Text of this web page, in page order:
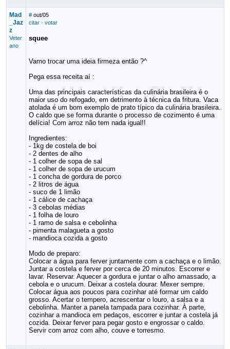
Mad
_Jaz
z
Veter
ano
# out/05
citar· votar
squee
Vamo trocar uma ideia firmeza então ?^
Pega essa receita aí :
Uma das principais características da culinária brasileira é o
maior uso do refogado, em detrimento à técnica da fritura. Vaca
atolada é um bom exemplo de prato típico da culinária brasileira.
O caldo que se forma durante o processo de cozimento é uma
delícia! Com arroz não tem nada igual!!
Ingredientes:
- 1kg de costela de boi
- 2 dentes de alho
- 1 colher de sopa de sal
- 1 colher de sopa de urucum
- 1 concha de gordura de porco
- 2 litros de água
- suco de 1 limão
- 1 cálice de cachaça
- 3 cebolas médias
- 1 folha de louro
- 1 ramo de salsa e cebolinha
- pimenta malagueta a gosto
- mandioca cozida a gosto
Modo de preparo:
Colocar a água para ferver juntamente com a cachaça e o limão.
Juntar a costela e ferver por cerca de 20 minutos. Escorrer e
lavar. Reservar. Aquecer a gordura e juntar o alho amassado, a
cebola e o urucum. Deixar a costela dourar. Mexer sempre.
Colocar água aos poucos para cozinhar até formar um caldo
grosso. Acertar o tempero, acrescentar o louro, a salsa e a
cebolinha. Manter a panela tampada para cozinhar. À parte,
cozinhar a mandioca em pedaços, escorrer e juntar a costela já
cozida. Deixar ferver para pegar gosto e engrossar o caldo.
Servir com arroz com alho, couve e torresmo.